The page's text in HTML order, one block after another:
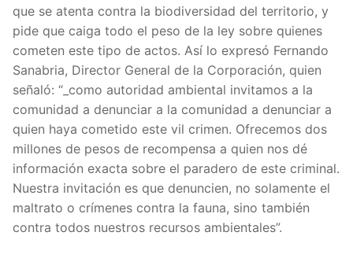
que se atenta contra la biodiversidad del territorio, y
pide que caiga todo el peso de la ley sobre quienes
cometen este tipo de actos. Así lo expresó Fernando
Sanabria, Director General de la Corporación, quien
señaló: “_como autoridad ambiental invitamos a la
comunidad a denunciar a la comunidad a denunciar a
quien haya cometido este vil crimen. Ofrecemos dos
millones de pesos de recompensa a quien nos dé
información exacta sobre el paradero de este criminal.
Nuestra invitación es que denuncien, no solamente el
maltrato o crímenes contra la fauna, sino también
contra todos nuestros recursos ambientales”.